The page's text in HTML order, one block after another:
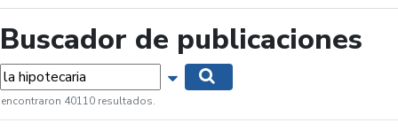
Buscador de publicaciones
Mostrar opciones de búsqueda
encontraron 40110 resultados.